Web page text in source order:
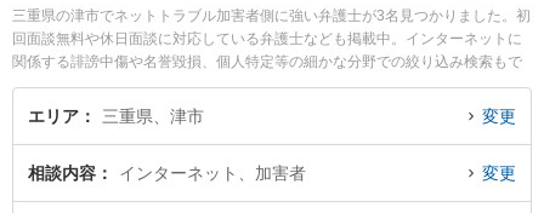
三重県の津市でネットトラブル加害者側に強い弁護士が3名見つかりました。初
回面談無料や休日面談に対応している弁護士なども掲載中。インターネットに
関係する誹謗中傷や名誉毀損、個人特定等の細かな分野での絞り込み検索もで
き便利です。特に弁護士法人シンフォニア法律事務所の長尾 英介弁護士や弁護
士法人シンフォニア法律事務所の伊賀 恵弁護士、八町綜合法律事務所の中須賀
弁護士に相談したい』『ネットトラブル加害者側のトラブル解決の実績豊富な
近くの弁護士を検索したい』『初回相談無料でネットトラブル加害者側を法律
エリア 三重県、津市 変更
相談内容 インターネット、加害者 変更